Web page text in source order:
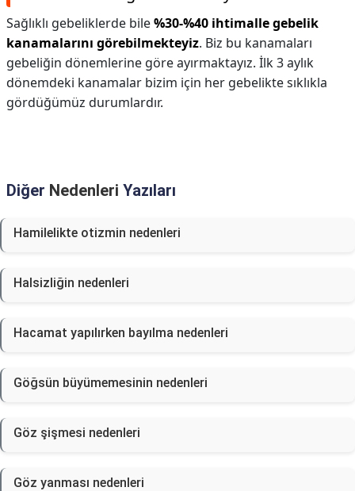
Sağlıklı gebeliklerde bile%30-%40 ihtimalle gebelik
kanamalarını görebilmekteyiz. Biz bu kanamaları
gebeliğin dönemlerine göre ayırmaktayız. İlk 3 aylık
dönemdeki kanamalar bizim için her gebelikte sıklıkla
gördüğümüz durumlardır.
Diğer Nedenleri Yazıları
Hamilelikte otizmin nedenleri
Halsizliğin nedenleri
Hacamat yapılırken bayılma nedenleri
Göğsün büyümemesinin nedenleri
Göz şişmesi nedenleri
Göz yanması nedenleri